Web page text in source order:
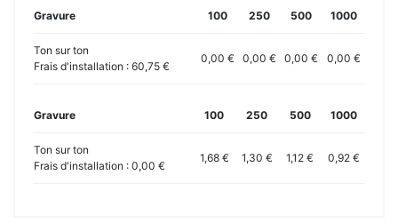
Gravure 100 250 500 1000
Ton sur ton
Frais d'installation : 60,75 €
0,00 € 0,00 € 0,00 € 0,00 €
Gravure 100 250 500 1000
Ton sur ton
Frais d'installation : 0,00 €
1,68 € 1,30 € 1,12 € 0,92 €